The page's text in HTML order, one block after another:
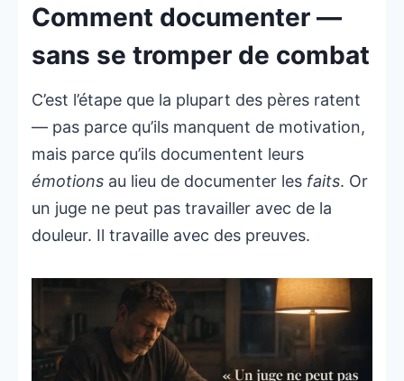
Comment documenter —
sans se tromper de combat
C’est l’étape que la plupart des pères ratent
— pas parce qu’ils manquent de motivation,
mais parce qu’ils documentent leurs
émotions au lieu de documenter les faits. Or
un juge ne peut pas travailler avec de la
douleur. Il travaille avec des preuves.